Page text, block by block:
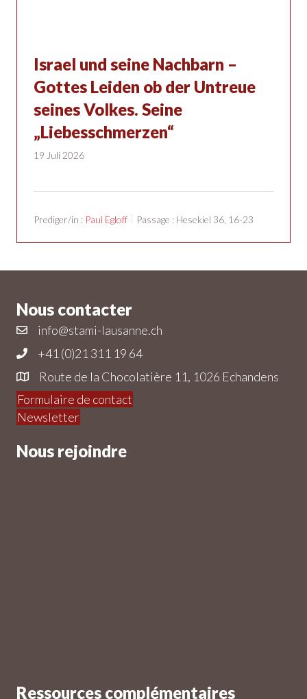
Israel und seine Nachbarn –
Gottes Leiden ob der Untreue
seines Volkes. Seine
„Liebesschmerzen“
19 Juli 2026
Prediger/in : Paul Egloff Passage : Hesekiel 36, 16-23
Nous contacter
info@stami-lausanne.ch
+41 (0)21 311 19 64
Route de la Chocolatière 11, 1026 Echandens
Formulaire de contact
Newsletter
Nous rejoindre
Ressources complémentaires